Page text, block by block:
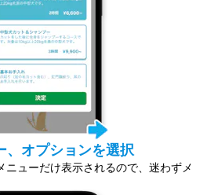
、オプションを選択
ニューだけ表示されるので、迷わずメ